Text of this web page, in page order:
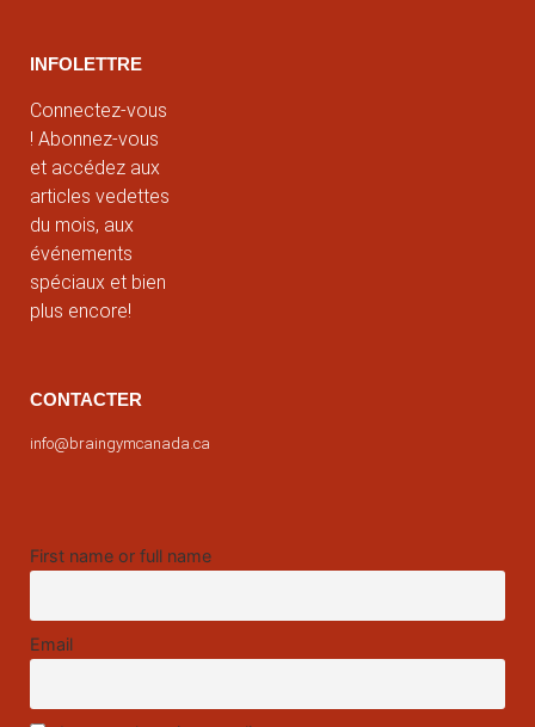
INFOLETTRE
Connectez-vous
! Abonnez-vous
et accédez aux
articles vedettes
du mois, aux
événements
spéciaux et bien
plus encore!
CONTACTER
info@braingymcanada.ca
First name or full name
Email